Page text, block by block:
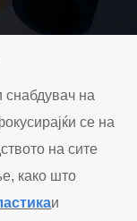
снабдувач на
се на
на сите
како што
и